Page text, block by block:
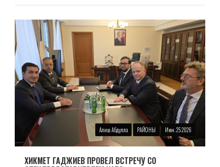
Алиш Абдулла РАЙОНЫ Июн. 25 2026
ХИКМЕТ ГАДЖИЕВ ПРОВЕЛ ВСТРЕЧУ СО